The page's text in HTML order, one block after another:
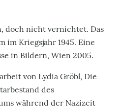
doch nicht vernichtet. Das
im Kriegsjahr 1945. Eine
in Bildern, Wien 2005.
von Lydia Gröbl, Die
des
während der Nazizeit